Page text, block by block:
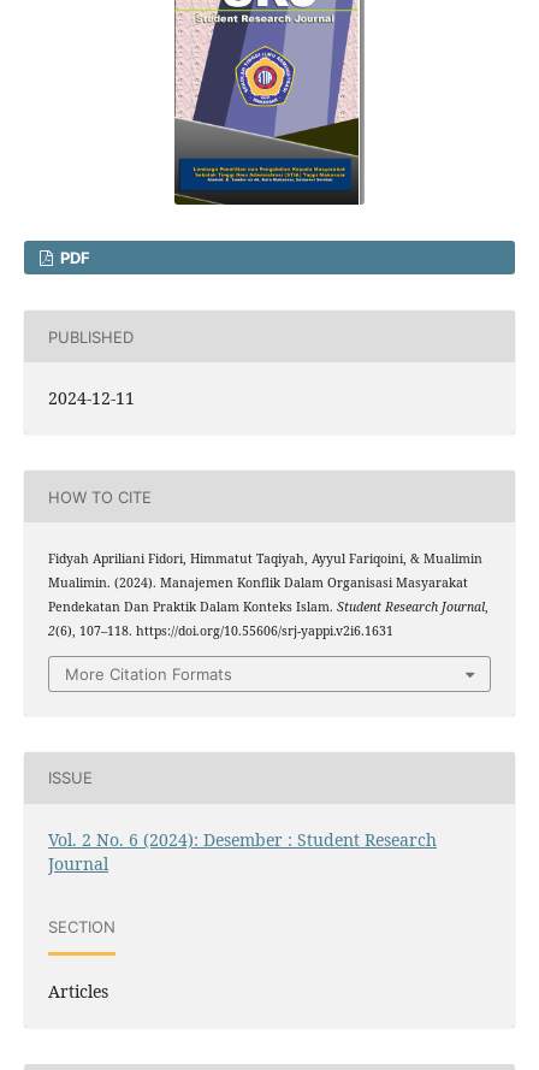
PDF
PUBLISHED
2024-12-11
HOW TO CITE
Fidyah Apriliani Fidori, Himmatut Taqiyah, Ayyul Fariqoini, & Mualimin
Mualimin. (2024). Manajemen Konflik Dalam Organisasi Masyarakat
Pendekatan Dan Praktik Dalam Konteks Islam. Student Research Journal,
2(6), 107–118. https://doi.org/10.55606/srj-yappi.v2i6.1631
More Citation Formats
ISSUE
Vol. 2 No. 6 (2024): Desember : Student Research
Journal
SECTION
Articles